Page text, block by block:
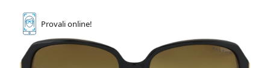
Provalionline!